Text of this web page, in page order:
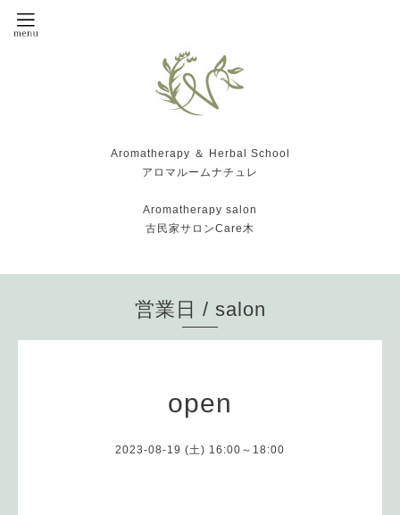
Aromatherapy ＆ Herbal School
アロマルームナチュレ
Aromatherapy salon
古民家サロンCare木
営業日 / salon
open
2023-08-19 (土) 16:00～18:00